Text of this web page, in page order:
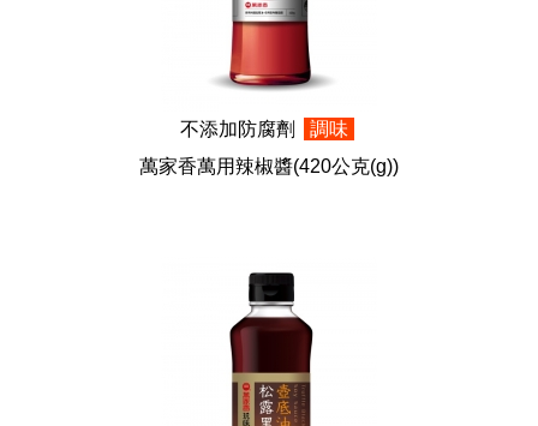
不添加防腐劑
調味
萬家香萬用辣椒醬(420公克(g))